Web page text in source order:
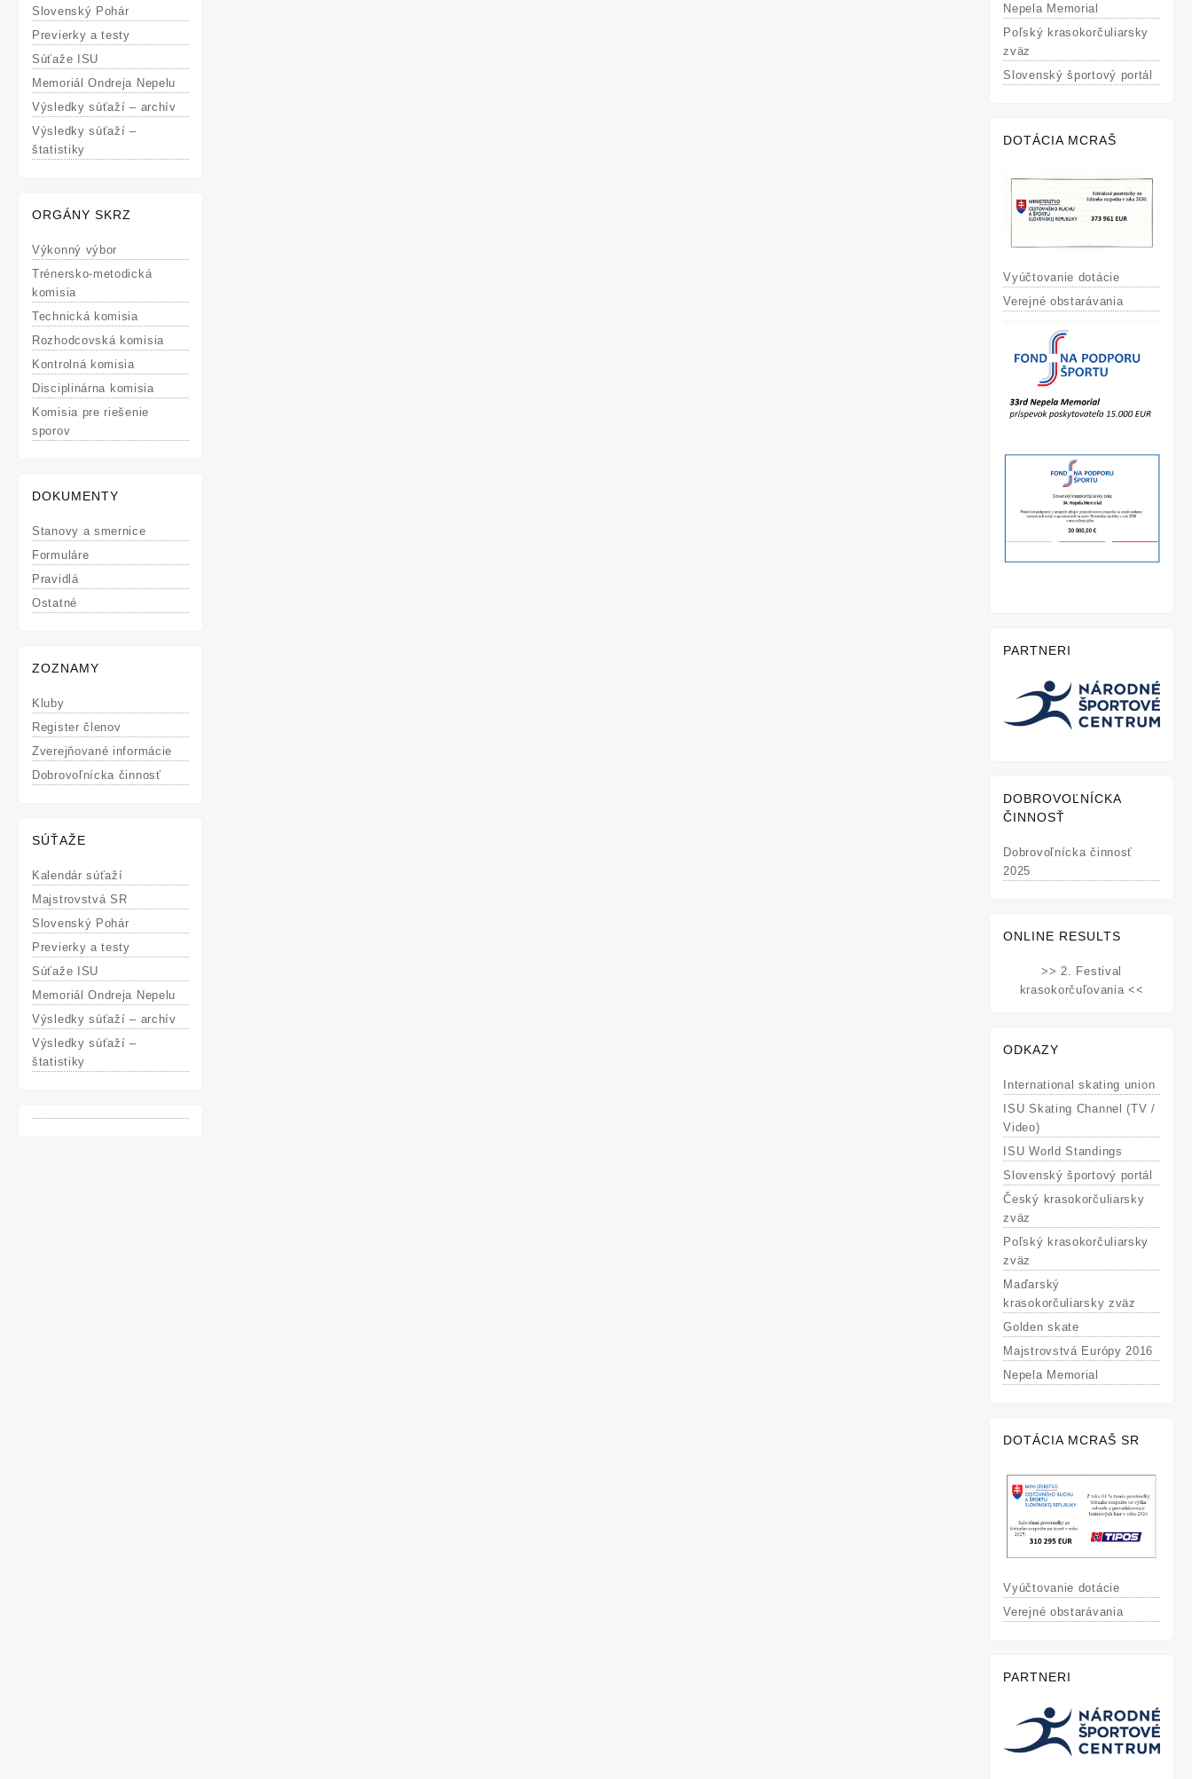
Slovenský Pohár
Previerky a testy
Súťaže ISU
Memoriál Ondreja Nepelu
Výsledky súťaží – archív
Výsledky súťaží –
štatistiky
ORGÁNY SKRZ
Výkonný výbor
Trénersko-metodická
komisia
Technická komisia
Rozhodcovská komisia
Kontrolná komisia
Disciplinárna komisia
Komisia pre riešenie
sporov
DOKUMENTY
Stanovy a smernice
Formuláre
Pravidlá
Ostatné
ZOZNAMY
Kluby
Register členov
Zverejňované informácie
Dobrovoľnícka činnosť
SÚŤAŽE
Kalendár súťaží
Majstrovstvá SR
Slovenský Pohár
Previerky a testy
Súťaže ISU
Memoriál Ondreja Nepelu
Výsledky súťaží – archív
Výsledky súťaží –
štatistiky
Nepela Memorial
Poľský krasokorčuliarsky
zväz
Slovenský športový portál
DOTÁCIA MCRAŠ
Vyúčtovanie dotácie
Verejné obstarávania
PARTNERI
DOBROVOĽNÍCKA
ČINNOSŤ
Dobrovoľnícka činnosť
2025
ONLINE RESULTS
>> 2. Festival
krasokorčuľovania <<
ODKAZY
International skating union
ISU Skating Channel (TV /
Video)
ISU World Standings
Slovenský športový portál
Český krasokorčuliarsky
zväz
Poľský krasokorčuliarsky
zväz
Maďarský
krasokorčuliarsky zväz
Golden skate
Majstrovstvá Európy 2016
Nepela Memorial
DOTÁCIA MCRAŠ SR
Vyúčtovanie dotácie
Verejné obstarávania
PARTNERI